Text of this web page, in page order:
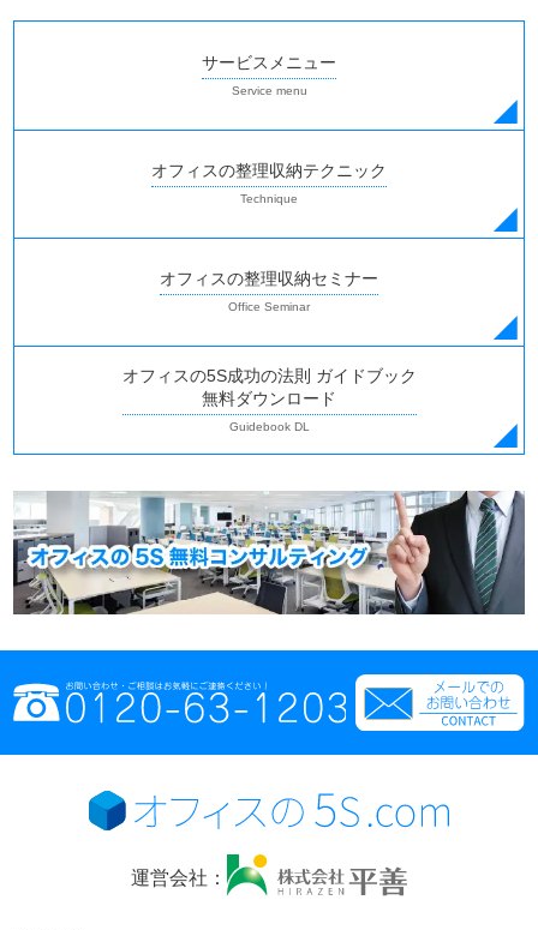
サービスメニュー
オフィスの整理収納テクニック
オフィスの整理収納セミナー
オフィスの5S成功の法則 ガイドブック
無料ダウンロード
運営会社：